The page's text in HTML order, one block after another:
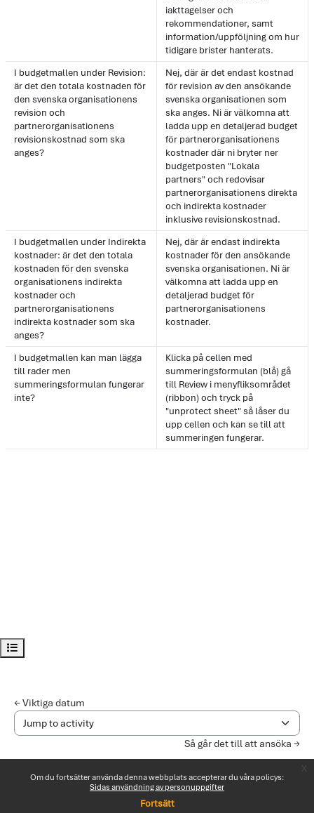
Om du fortsätter använda denna webbplats accepterar du våra policys:
Sidas användning av personuppgifter
Fortsätt
Öppna kursindex
iakttagelser och
rekommendationer, samt
information/uppföljning om hur
tidigare brister hanterats.
I budgetmallen under Revision:
är det den totala kostnaden för
den svenska organisationens
revision och
partnerorganisationens
revisionskostnad som ska
anges?
Nej, där är det endast kostnad
för revision av den ansökande
svenska organisationen som
ska anges. Ni är välkomna att
ladda upp en detaljerad budget
för partnerorganisationens
kostnader där ni bryter ner
budgetposten "Lokala
partners" och redovisar
partnerorganisationens direkta
och indirekta kostnader
inklusive revisionskostnad.
I budgetmallen under Indirekta
kostnader: är det den totala
kostnaden för den svenska
organisationens indirekta
kostnader och
partnerorganisationens
indirekta kostnader som ska
anges?
Nej, där är endast indirekta
kostnader för den ansökande
svenska organisationen. Ni är
välkomna att ladda upp en
detaljerad budget för
partnerorganisationens
kostnader.
I budgetmallen kan man lägga
till rader men
summeringsformulan fungerar
inte?
Klicka på cellen med
summeringsformulan (blå) gå
till Review i menyfliksområdet
(ribbon) och tryck på
"unprotect sheet" så låser du
upp cellen och kan se till att
summeringen fungerar.
← Viktiga datum
Jump to activity
Så går det till att ansöka →